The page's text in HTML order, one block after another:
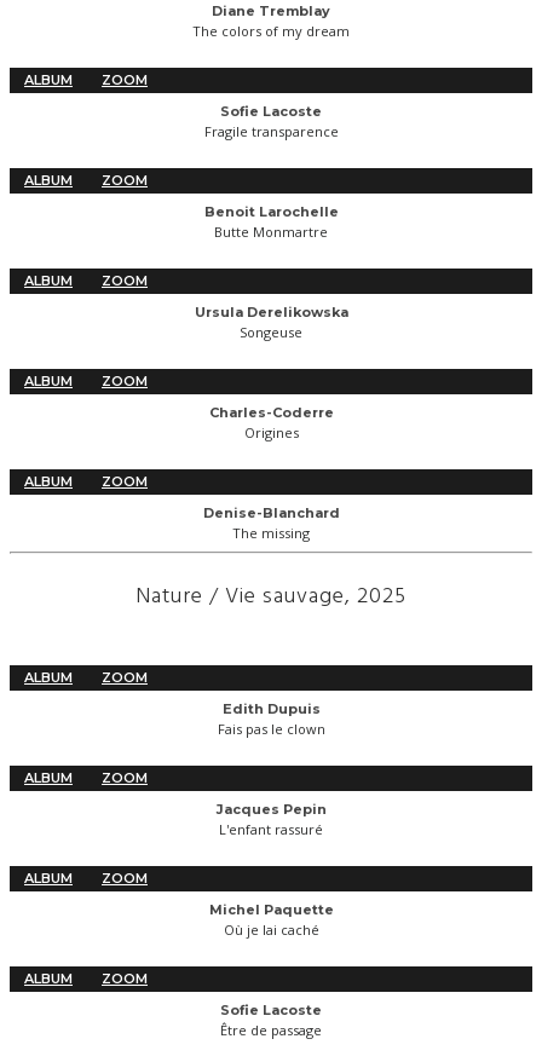
Diane Tremblay
The colors of my dream
ALBUM
ZOOM
Sofie Lacoste
Fragile transparence
ALBUM
ZOOM
Benoit Larochelle
Butte Monmartre
ALBUM
ZOOM
Ursula Derelikowska
Songeuse
ALBUM
ZOOM
Charles-Coderre
Origines
ALBUM
ZOOM
Denise-Blanchard
The missing
Nature / Vie sauvage, 2025
ALBUM
ZOOM
Edith Dupuis
Fais pas le clown
ALBUM
ZOOM
Jacques Pepin
L'enfant rassuré
ALBUM
ZOOM
Michel Paquette
Où je lai caché
ALBUM
ZOOM
Sofie Lacoste
Être de passage